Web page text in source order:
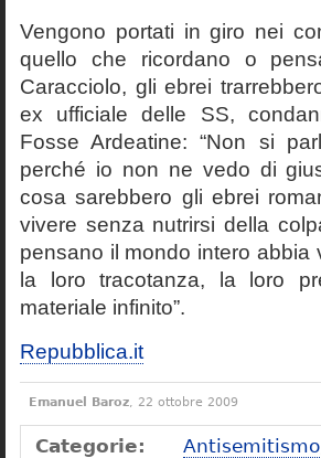
Vengono portati in giro nei
quello che ricordano o
Caracciolo, gli ebrei
ex ufficiale delle SS,
Fosse Ardeatine: “Non si
perché io non ne vedo di
cosa sarebbero gli ebrei
vivere senza nutrirsi della
pensano il mondo intero
la loro tracotanza, la loro
materiale infinito”.
Repubblica.it
Emanuel Baroz, 22 ottobre 2009
Categorie: Antisemitismo